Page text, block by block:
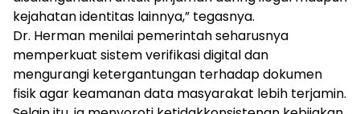
kejahatan identitas lainnya,” tegasnya.
Dr. Herman menilai pemerintah seharusnya
memperkuat sistem verifikasi digital dan
mengurangi ketergantungan terhadap dokumen
fisik agar keamanan data masyarakat lebih terjamin.